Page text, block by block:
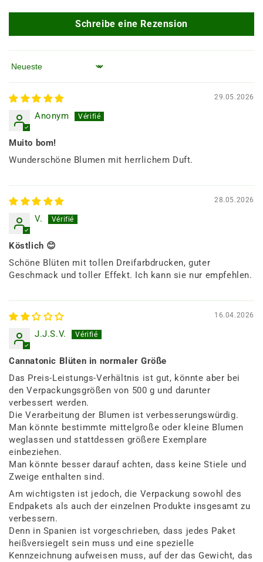
Schreibe eine Rezension
Sortieren nach
29.05.2026
Anonym
Muito bom!
Wunderschöne Blumen mit herrlichem Duft.
28.05.2026
V.
Köstlich 😊
Schöne Blüten mit tollen Dreifarbdrucken, guter
Geschmack und toller Effekt. Ich kann sie nur empfehlen.
16.04.2026
J.J.S.V.
Cannatonic Blüten in normaler Größe
Das Preis-Leistungs-Verhältnis ist gut, könnte aber bei
den Verpackungsgrößen von 500 g und darunter
verbessert werden.
Die Verarbeitung der Blumen ist verbesserungswürdig.
Man könnte bestimmte mittelgroße oder kleine Blumen
weglassen und stattdessen größere Exemplare
einbeziehen.
Man könnte besser darauf achten, dass keine Stiele und
Zweige enthalten sind.
Am wichtigsten ist jedoch, die Verpackung sowohl des
Endpakets als auch der einzelnen Produkte insgesamt zu
verbessern.
Denn in Spanien ist vorgeschrieben, dass jedes Paket
heißversiegelt sein muss und eine spezielle
Kennzeichnung aufweisen muss, auf der das Gewicht, das